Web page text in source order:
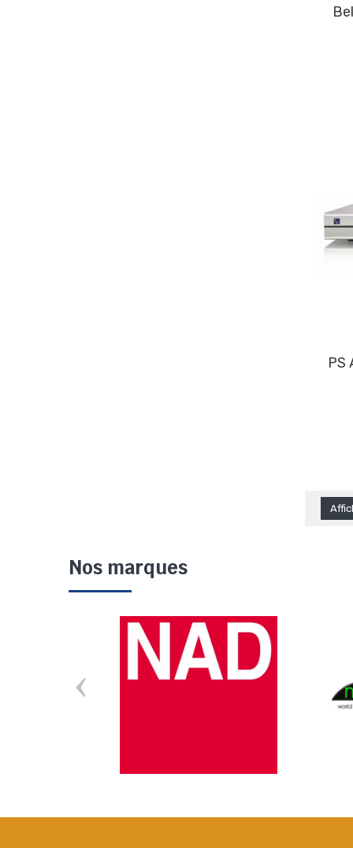
Bel Canto eOne DAC 2.8
PS AUDIO STELLAR GAIN
Nos marques